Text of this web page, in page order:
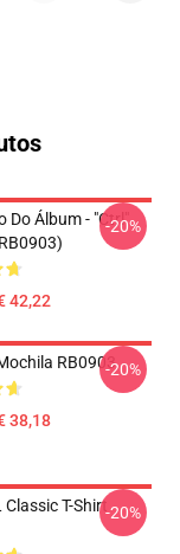
Do Álbum - "Ctrl"
42,22
-20%
RB0903
38,18
-20%
Classic T-Shirt-20%